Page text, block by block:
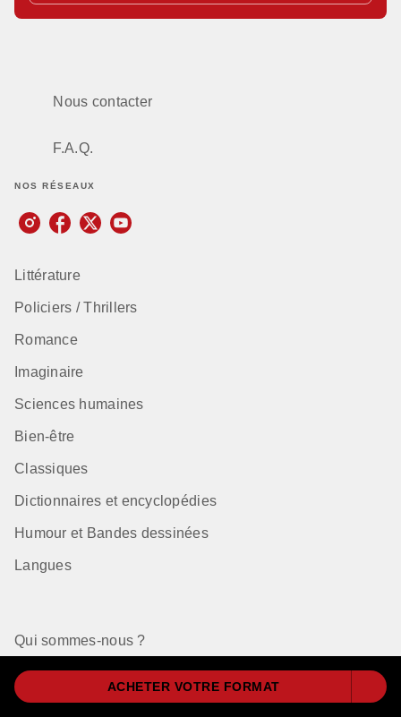
ACHETER VOTRE FORMAT
Nous contacter
F.A.Q.
NOS RÉSEAUX
Littérature
Policiers / Thrillers
Romance
Imaginaire
Sciences humaines
Bien-être
Classiques
Dictionnaires et encyclopédies
Humour et Bandes dessinées
Langues
Qui sommes-nous ?
Nos auteurs à la une
Règlement Choix des Libraires 2026